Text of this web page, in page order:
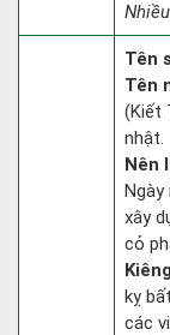
Tên
Tên
(Kiết
nhật.
Nên
Ngày
xây
cỏ
kỵ
các